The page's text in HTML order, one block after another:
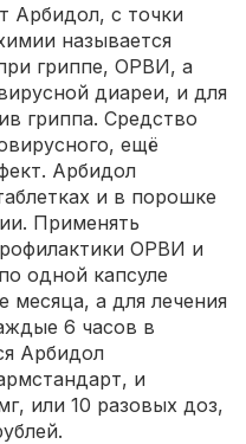
Арбидол, с точки
называется
гриппе, ОРВИ, а
диареи, и для
гриппа. Средство
ещё
Арбидол
и в порошке
Применять
ОРВИ и
одной капсуле
а для лечения
6 часов в
Арбидол
и
или 10 разовых доз,